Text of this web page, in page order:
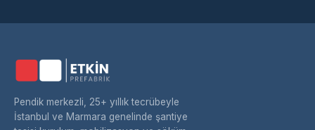
Pendik merkezli, 25+ yıllık tecrübeyle
İstanbul ve Marmara genelinde şantiye